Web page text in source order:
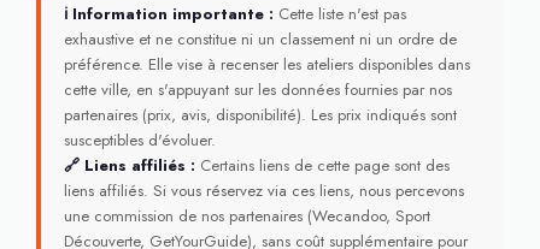
ℹ Information importante : Cette liste n'est pas
exhaustive et ne constitue ni un classement ni un ordre de
préférence. Elle vise à recenser les ateliers disponibles dans
cette ville, en s'appuyant sur les données fournies par nos
partenaires (prix, avis, disponibilité). Les prix indiqués sont
susceptibles d'évoluer.
🔗 Liens affiliés : Certains liens de cette page sont des
liens affiliés. Si vous réservez via ces liens, nous percevons
une commission de nos partenaires (Wecandoo, Sport
Découverte, GetYourGuide), sans coût supplémentaire pour